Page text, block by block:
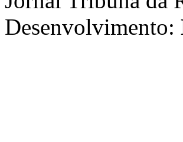
Desenvolvimento: